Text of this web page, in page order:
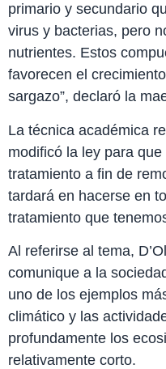
primario y secundario
virus y bacterias, pero
nutrientes. Estos
favorecen el
sargazo”, declaró la
La técnica académica
modificó la ley para
tratamiento a fin de
tardará en hacerse en
tratamiento que
Al referirse al tema,
comunique a la
uno de los ejemplos
climático y las
profundamente los
relativamente corto.